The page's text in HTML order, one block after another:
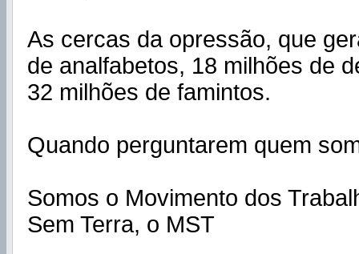
As cercas da opressão, que
de analfabetos, 18 milhões de
32 milhões de famintos.
Quando perguntarem quem
Somos o Movimento dos
Sem Terra, o MST